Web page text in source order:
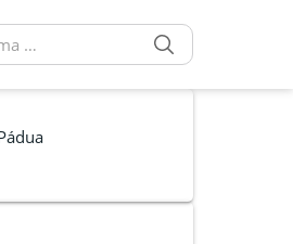
sonuçları: